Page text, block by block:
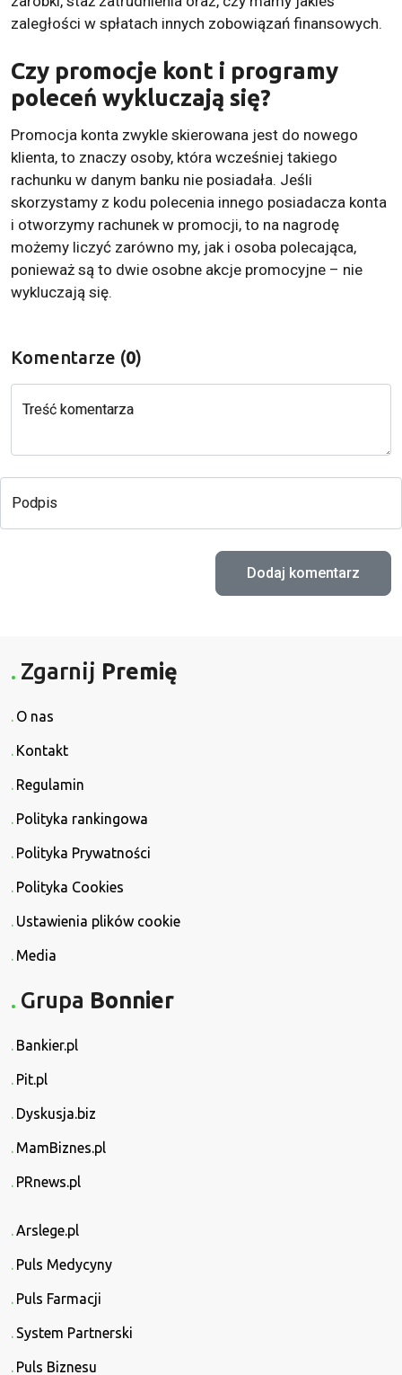
zaległości w spłatach innych zobowiązań finansowych.
Czy promocje kont i programy
poleceń wykluczają się?
Promocja konta zwykle skierowana jest do nowego
klienta, to znaczy osoby, która wcześniej takiego
rachunku w danym banku nie posiadała. Jeśli
skorzystamy z kodu polecenia innego posiadacza konta
i otworzymy rachunek w promocji, to na nagrodę
możemy liczyć zarówno my, jak i osoba polecająca,
ponieważ są to dwie osobne akcje promocyjne – nie
wykluczają się.
Komentarze (0)
Treść komentarza
Podpis
Zgarnij Premię
O nas
Kontakt
Regulamin
Polityka rankingowa
Polityka Prywatności
Polityka Cookies
Ustawienia plików cookie
Media
Grupa Bonnier
Bankier.pl
Pit.pl
Dyskusja.biz
MamBiznes.pl
PRnews.pl
Arslege.pl
Puls Medycyny
Puls Farmacji
System Partnerski
Puls Biznesu